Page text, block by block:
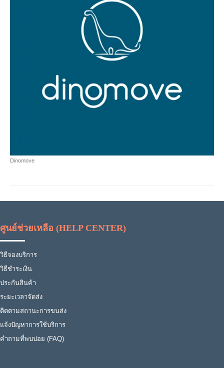
Dinomove
ศูนย์ช่วยเหลือ (HELP CENTER)
วิธีจองบริการ
วิธีชำระเงิน
ประกันสินค้า
ระยะเวลาจัดส่ง
ติดตามสถานะการขนส่ง
แจ้งปัญหาการใช้บริการ
คำถามที่พบบ่อย (FAQ)